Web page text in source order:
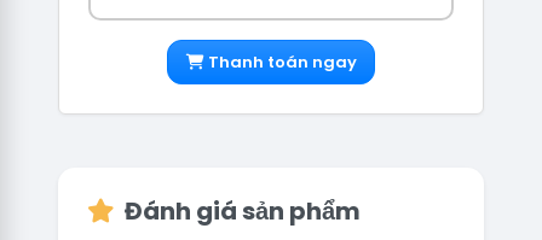
Thanh toán ngay
Đánh giá sản phẩm